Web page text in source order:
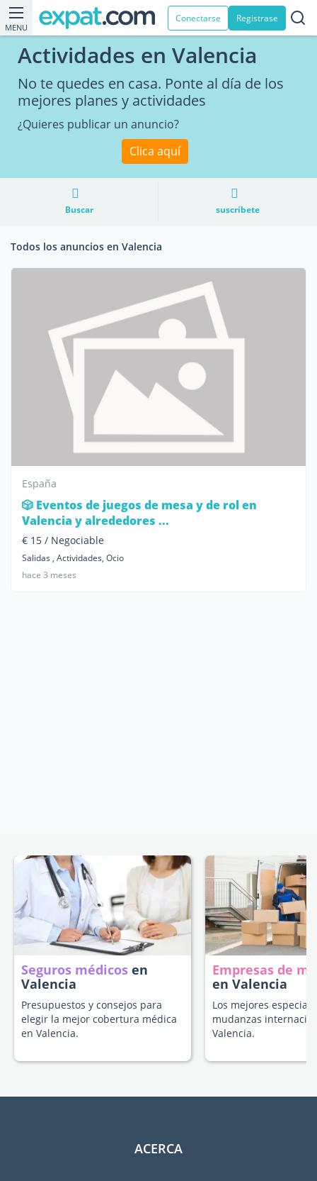
MENU
Conectarse Registrase
Actividades en Valencia
No te quedes en casa. Ponte al día de los
mejores planes y actividades
¿Quieres publicar un anuncio?
Clica aquí
Buscar suscríbete
Todos los anuncios en Valencia
España
🎲 Eventos de juegos de mesa y de rol en
Valencia y alrededores ...
€ 15 / Negociable
Salidas , Actividades, Ocio
hace 3 meses
Seguros médicos en
Valencia
Presupuestos y consejos para
elegir la mejor cobertura médica
en Valencia.
Empresas de
en Valencia
Los mejores
mudanzas
Valencia.
ACERCA